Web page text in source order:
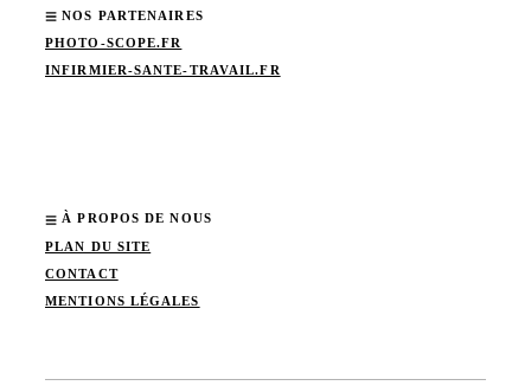
NOS PARTENAIRES
PHOTO-SCOPE.FR
INFIRMIER-SANTE-TRAVAIL.FR
À PROPOS DE NOUS
PLAN DU SITE
CONTACT
MENTIONS LÉGALES